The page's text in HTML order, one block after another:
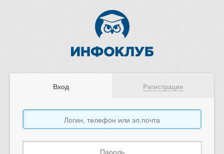
Вход Регистрация